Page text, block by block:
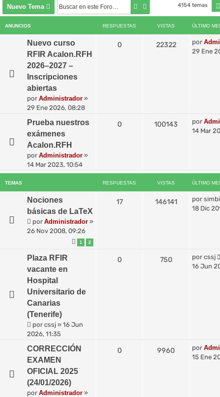
Nuevo Tema BuscarBúsqueda avanzada
4154 temas
ANUNCIOS RESPUESTAS VISTAS ÚLTIMO
Nuevo curso
RFIR Acalon.RFH
2026–2027 –
Inscripciones
abiertas
por Administrador »
29 Ene 2026, 08:28
0 22322 por
29 Ene
Prueba nuestros
exámenes
Acalon.RFH
por Administrador »
14 Mar 2023, 10:54
0 100143 por
14 Mar
TEMAS RESPUESTAS VISTAS ÚLTIMO
Nociones
básicas de LaTeX
por Administrador »
26 Nov 2008, 09:26
1 2
17 146141 por
18 Dic
Plaza RFIR
vacante en
Hospital
Universitario de
Canarias
(Tenerife)
por cssj » 16 Jun
2026, 11:35
0 750 por cssj
16 Jun
CORRECCIÓN
EXAMEN
OFICIAL 2025
(24/01/2026)
por Administrador »
0 9960 por
15 Ene